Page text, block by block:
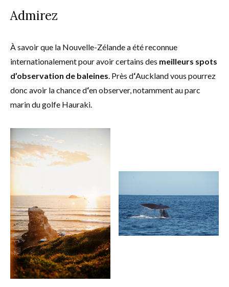
Admirez
À savoir que la Nouvelle-Zélande a été reconnue
internationalement pour avoir certains des meilleurs spots
d’observation de baleines. Près d‘Auckland vous pourrez
donc avoir la chance d‘en observer, notamment au parc
marin du golfe Hauraki.